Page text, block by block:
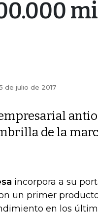
de julio de 2017
de la
incorpora a su
un primer
en los